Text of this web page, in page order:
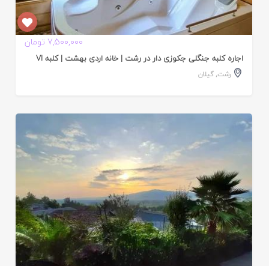
7,500,000 تومان
اجاره کلبه جنگلی جکوزی دار در رشت | خانه اردی بهشت | کلبه VI
رشت,گیلان